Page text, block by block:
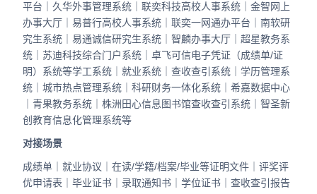
平台｜久华外事管理系统｜联奕科技高校人事系统｜金智网上
办事大厅｜易普行高校人事系统｜联奕一网通办平台｜南软研
究生系统｜易通诚信研究生系统｜智麟办事大厅｜超星教务系
统｜苏迪科技综合门户系统｜卓飞可信电子凭证（成绩单/证
明）系统等学工系统｜就业系统｜查收查引系统｜学历管理系
统｜城市热点管理系统｜科研财务一体化系统｜希嘉数据中心
｜青果教务系统｜株洲田心信息图书馆查收查引系统｜智圣新
创教育信息化管理系统等
对接场景
成绩单｜就业协议｜在读/学籍/档案/毕业等证明文件｜评奖评
优申请表｜毕业证书｜录取通知书｜学位证书｜查收查引报告